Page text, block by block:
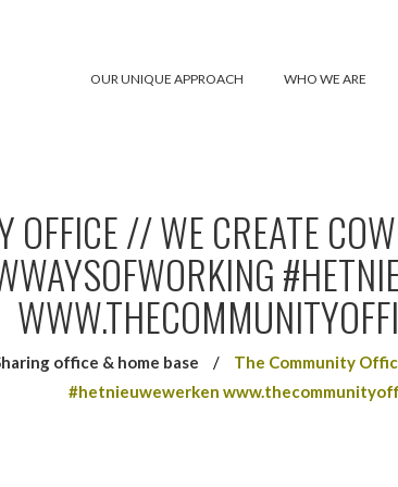
OUR UNIQUE APPROACH WHO WE ARE
OFFICE // WE CREATE
office & home base /
The Community
#hetnieuwewerken